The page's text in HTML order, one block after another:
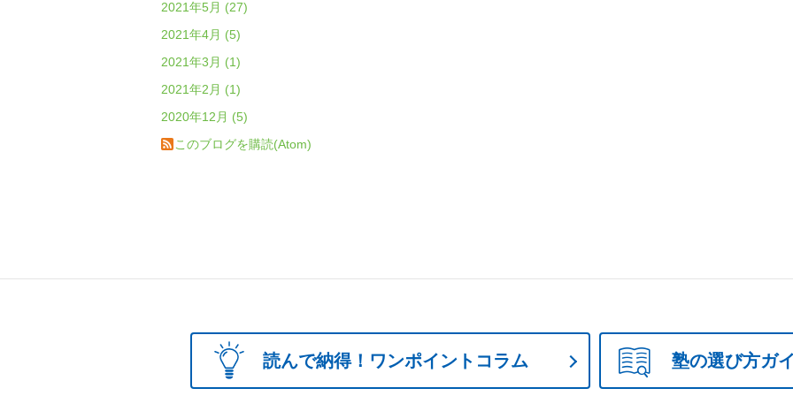
2021年5月 (27)
2021年4月 (5)
2021年3月 (1)
2021年2月 (1)
2020年12月 (5)
このブログを購読(Atom)
読んで納得！ワンポイントコラム 塾の選び方ガ